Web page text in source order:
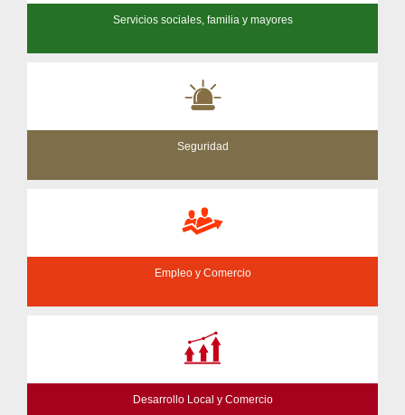
Servicios sociales, familia y mayores
Seguridad
Empleo y Comercio
Desarrollo Local y Comercio